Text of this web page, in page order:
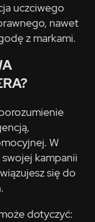
uczciwego
nawet
z markami.
W
kampanii
się do
dotyczyć: